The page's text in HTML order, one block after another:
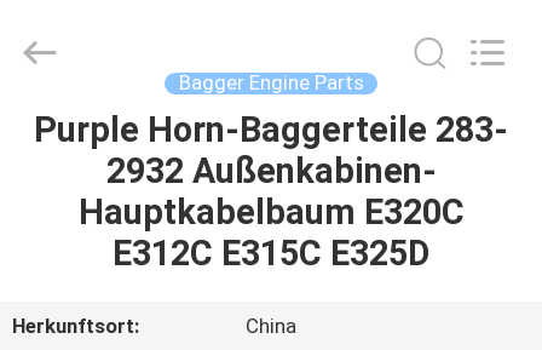
HAUS
PRODUKTE
UNS
Commerce
Rights
Reserved.
Bagger Engine Parts
Purple Horn-Baggerteile 283-
2932 Außenkabinen-
Hauptkabelbaum E320C
E312C E315C E325D
Herkunftsort:
China